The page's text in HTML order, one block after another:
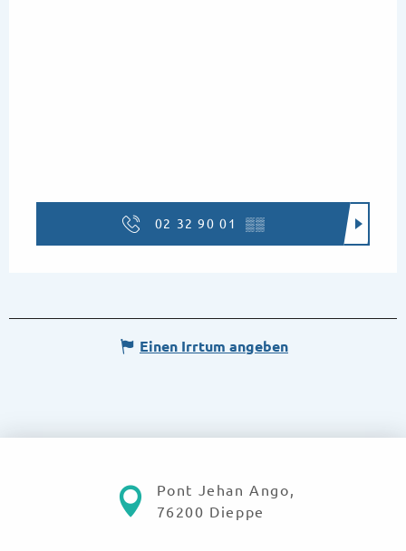
02 32 90 01 ▒▒
Einen Irrtum angeben
Pont Jehan Ango,
76200 Dieppe